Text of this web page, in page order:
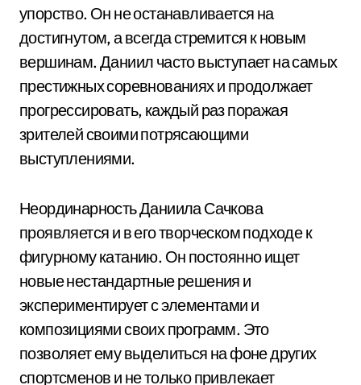
упорство. Он не останавливается на
достигнутом, а всегда стремится к новым
вершинам. Даниил часто выступает на самых
престижных соревнованиях и продолжает
прогрессировать, каждый раз поражая
зрителей своими потрясающими
выступлениями.
Неординарность Даниила Сачкова
проявляется и в его творческом подходе к
фигурному катанию. Он постоянно ищет
новые нестандартные решения и
экспериментирует с элементами и
композициями своих программ. Это
позволяет ему выделиться на фоне других
спортсменов и не только привлекает